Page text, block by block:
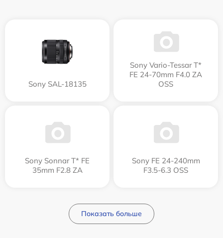
Sony SAL-18135
Sony Vario-Tessar T*
FE 24-70mm F4.0 ZA
OSS
Sony Sonnar T* FE
35mm F2.8 ZA
Sony FE 24-240mm
F3.5-6.3 OSS
Показать больше